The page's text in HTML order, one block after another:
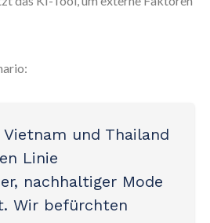
Vietnam und Thailand
Linie
nachhaltiger Mode
Wir befürchten